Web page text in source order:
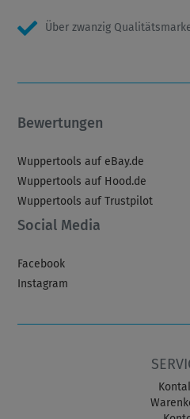
Über zwanzig
Bewertungen
Wuppertools auf eBay.de
Wuppertools auf Hood.de
Wuppertools auf Trustpilot
Social Media
Facebook
Instagram